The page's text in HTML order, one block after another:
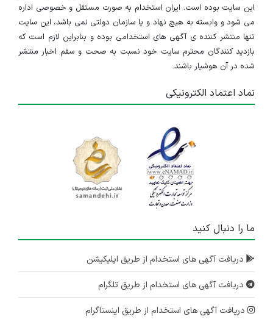
این سایت بوده است. ایران استخدام به صورت مستقل و خصوصی اداره
می شود و وابسته به هیچ نهاد و یا سازمان دولتی نمی باشد، این سایت
تنها منتشر کننده ی آگهی های استخدامی بوده و بنابراین لازم است که
بازدید کنندگان محترم سایت خود نسبت به صحت و سقم اخبار منتشر
شده در آن هوشیار باشند.
نماد اعتماد الکترونیکی
ما را دنبال کنید
دریافت آگهی های استخدام از طریق اپلیکیشن
دریافت آگهی های استخدام از طریق تلگرام
دریافت آگهی های استخدام از طریق اینستاگرام